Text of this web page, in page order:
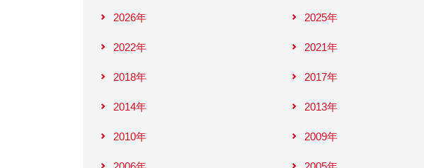
2026年 2025年
2022年 2021年
2018年 2017年
2014年 2013年
2010年 2009年